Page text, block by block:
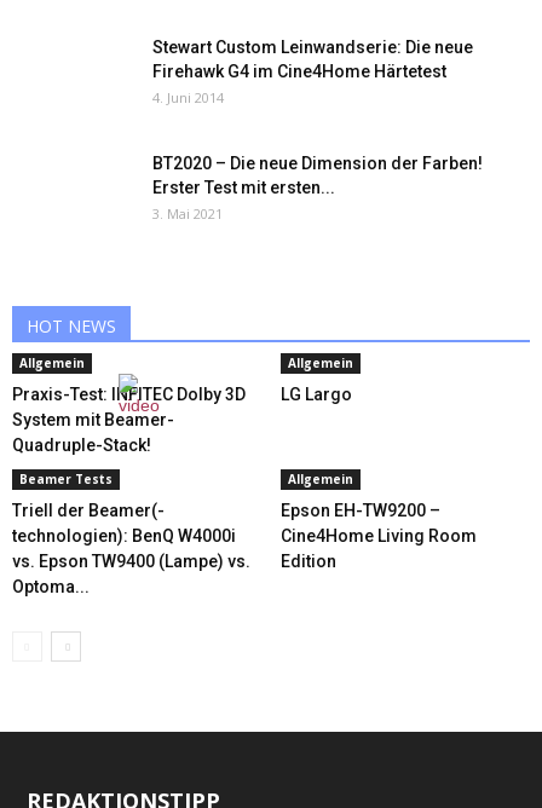
Stewart Custom Leinwandserie: Die neue
Firehawk G4 im Cine4Home Härtetest
4. Juni 2014
BT2020 – Die neue Dimension der Farben!
Erster Test mit ersten...
3. Mai 2021
HOT NEWS
Allgemein
Praxis-Test: INFITEC Dolby 3D
System mit Beamer-
Quadruple-Stack!
Allgemein
LG Largo
Beamer Tests
Triell der Beamer(-
technologien): BenQ W4000i
vs. Epson TW9400 (Lampe) vs.
Optoma...
Allgemein
Epson EH-TW9200 –
Cine4Home Living Room
Edition
REDAKTIONSTIPP